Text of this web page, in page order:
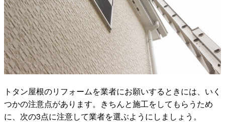
トタン屋根のリフォームを業者にお願いするときには、いく
つかの注意点があります。きちんと施工をしてもらうため
に、次の3点に注意して業者を選ぶようにしましょう。